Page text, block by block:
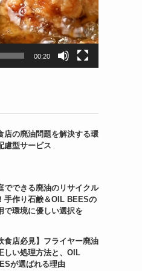
00:20
店の廃油問題を解決する環
慮型サービス
でできる廃油のリサイクル
手作り石鹸＆OIL BEESの
で環境に優しい選択を
食店必見】フライヤー廃油
しい処理方法と、OIL
が選ばれる理由